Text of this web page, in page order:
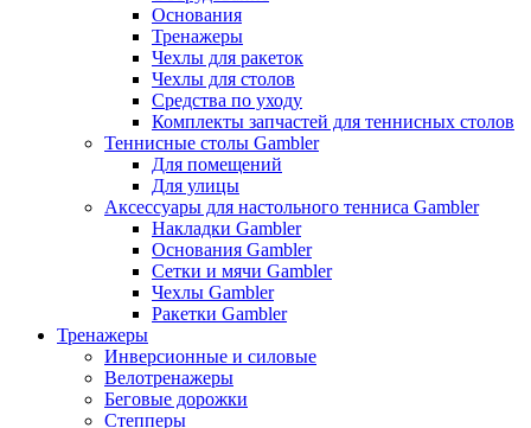
Основания
Тренажеры
Чехлы для ракеток
Чехлы для столов
Средства по уходу
Комплекты запчастей для теннисных столов
Теннисные столы Gambler
Для помещений
Для улицы
Аксессуары для настольного тенниса Gambler
Накладки Gambler
Основания Gambler
Сетки и мячи Gambler
Чехлы Gambler
Ракетки Gambler
Тренажеры
Инверсионные и силовые
Велотренажеры
Беговые дорожки
Степперы